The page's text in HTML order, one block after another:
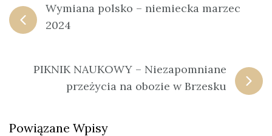
Wymiana polsko – niemiecka marzec
2024
PIKNIK NAUKOWY – Niezapomniane
przeżycia na obozie w Brzesku
Powiązane Wpisy